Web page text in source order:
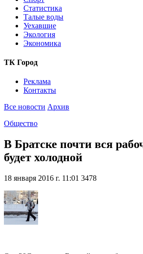
Статистика
Талые воды
Уехавшие
Экология
Экономика
ТК Город
Реклама
Контакты
Все новости Архив
Общество
В Братске почти вся
будет холодной
18 января 2016 г. 11:01 3478